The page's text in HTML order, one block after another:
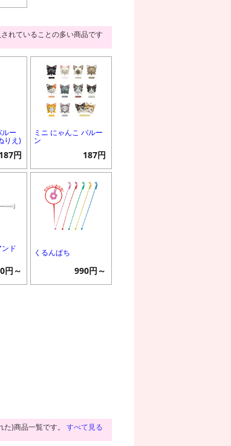
れていることの多い商品です
ー
りえ)
187円
ミニ にゃんこ バルー
ン
187円
ド
円～
くるんぱち
990円～
)商品一覧です。 すべて見る